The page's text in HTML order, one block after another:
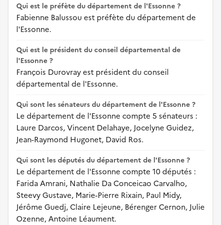
Qui est le préfète du département de l'Essonne ?
Fabienne Balussou est préfète du département de
l'Essonne.
Qui est le président du conseil départemental de
l'Essonne ?
François Durovray est président du conseil
départemental de l'Essonne.
Qui sont les sénateurs du département de l'Essonne ?
Le département de l'Essonne compte 5 sénateurs :
Laure Darcos, Vincent Delahaye, Jocelyne Guidez,
Jean-Raymond Hugonet, David Ros.
Qui sont les députés du département de l'Essonne ?
Le département de l'Essonne compte 10 députés :
Farida Amrani, Nathalie Da Conceicao Carvalho,
Steevy Gustave, Marie-Pierre Rixain, Paul Midy,
Jérôme Guedj, Claire Lejeune, Bérenger Cernon, Julie
Ozenne, Antoine Léaument.